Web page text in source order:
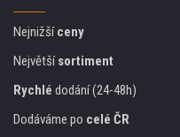
Nejnižšíceny
Největšísortiment
Rychlé dodání (24-48h)
Dodáváme po celé ČR